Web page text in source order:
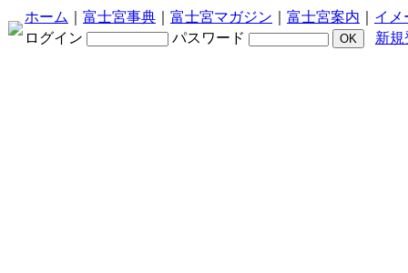
ホーム 富士宮事典 富士宮マガジン 富士宮案内
イメ
ログイン
パスワード 新規